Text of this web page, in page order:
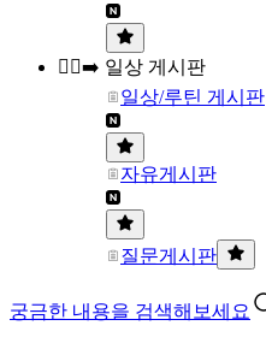
🏃‍♀️‍➡️ 일상 게시판
일상/루틴 게시판
자유게시판
질문게시판
궁금한 내용을 검색해보세요